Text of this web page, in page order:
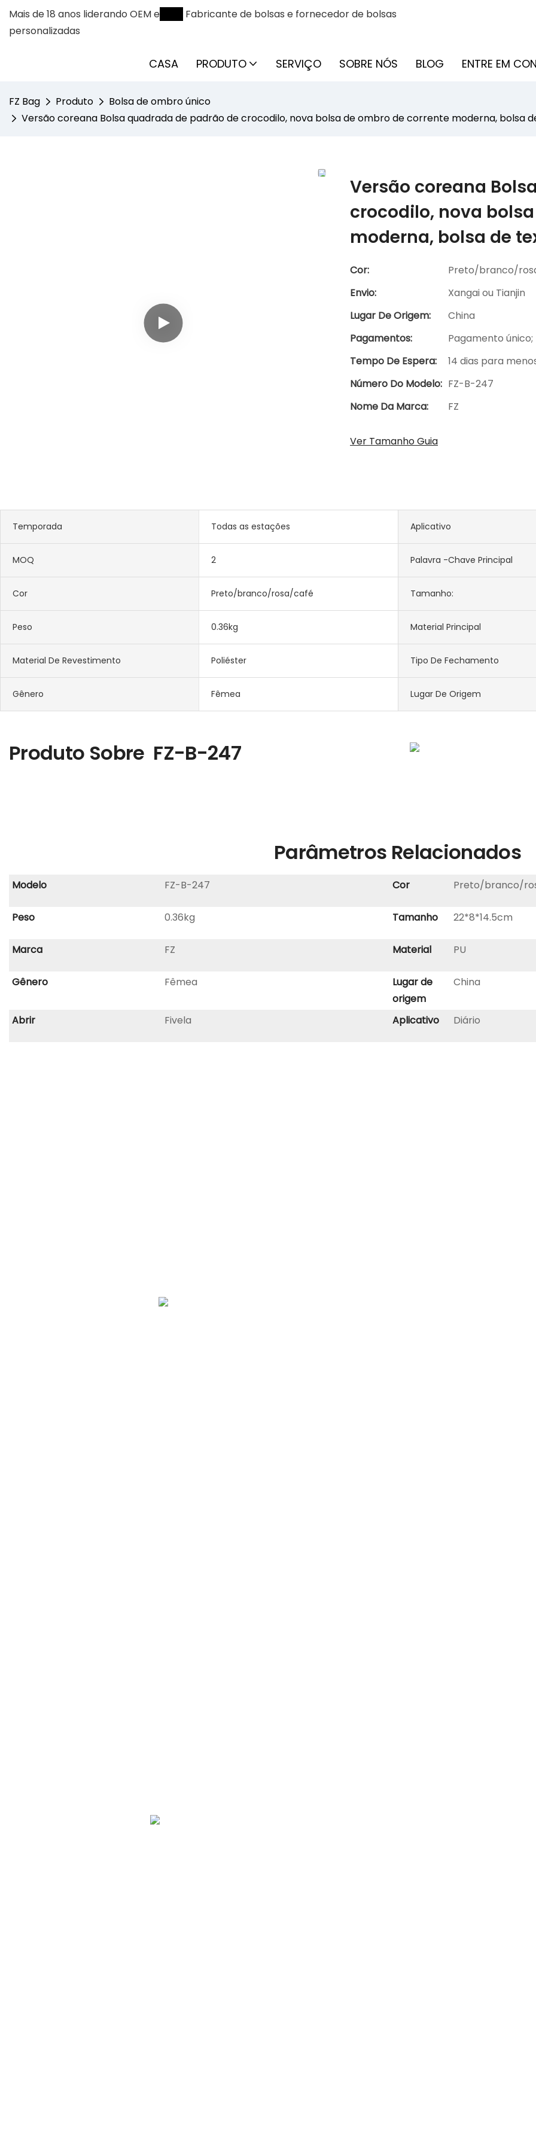
Mais de 18 anos liderando OEM e
Fabricante de bolsas e fornecedor de bolsas
personalizadas
CASA PRODUTO SERVIÇO SOBRE NÓS BLOG ENTRE EM
FZ Bag Produto
Bolsa de ombro único
Versão coreana Bolsa quadrada de padrão de crocodilo, nova bolsa de ombro de corrente moderna, bolsa
Versão coreana
crocodilo, nova
moderna, bolsa de
Cor:
Preto/branco/
Envio:
Xangai ou Tianjin
Lugar De Origem:
China
Pagamentos:
Pagamento único;
Tempo De Espera:
14 dias para
Número Do Modelo: FZ-B-247
Nome Da Marca:
FZ
Ver Tamanho Guia
Temporada Todas as estações Aplicativo
MOQ 2 Palavra -chave Principal
Cor Preto/branco/rosa/café Tamanho:
Peso 0.36kg Material Principal
Material De Revestimento Poliéster Tipo De Fechamento
Gênero Fêmea Lugar De Origem
Produto Sobre FZ-B-247
Parâmetros Relacionados
Modelo FZ-B-247 Cor Preto/branco/
Peso 0.36kg Tamanho 22*8*14.5cm
Marca FZ Material PU
Gênero Fêmea
Lugar de
origem
China
Abrir Fivela Aplicativo Diário